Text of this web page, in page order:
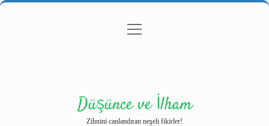
Gizlilik Politikası
menüyü
Düşünce ve İlham
Zihnini canlandıran neşeli fikirler!